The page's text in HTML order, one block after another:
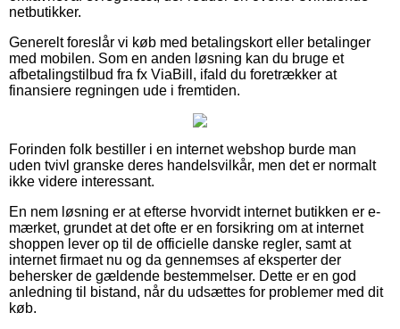
netbutikker.
Generelt foreslår vi køb med betalingskort eller betalinger
med mobilen. Som en anden løsning kan du bruge et
afbetalingstilbud fra fx ViaBill, ifald du foretrækker at
finansiere regningen ude i fremtiden.
Forinden folk bestiller i en internet webshop burde man
uden tvivl granske deres handelsvilkår, men det er normalt
ikke videre interessant.
En nem løsning er at efterse hvorvidt internet butikken er e-
mærket, grundet at det ofte er en forsikring om at internet
shoppen lever op til de officielle danske regler, samt at
internet firmaet nu og da gennemses af eksperter der
behersker de gældende bestemmelser. Dette er en god
anledning til bistand, når du udsættes for problemer med dit
køb.